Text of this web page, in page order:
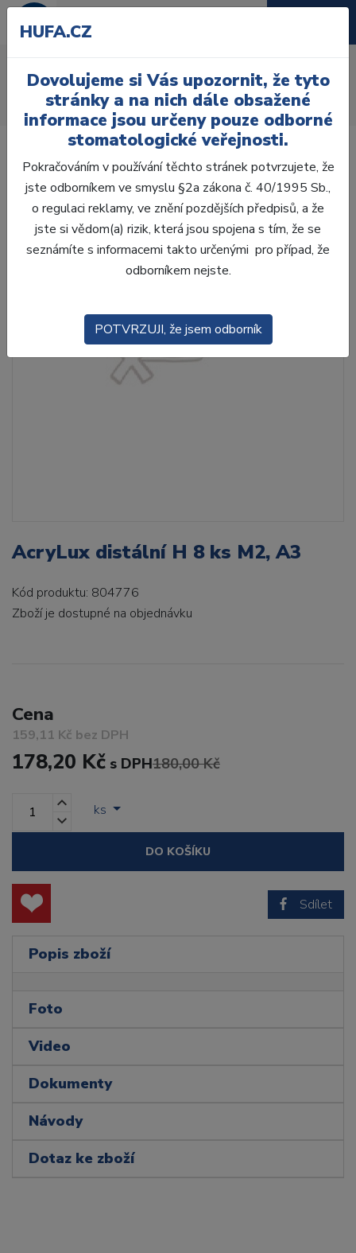
Úvod Zuby
AcryRock
AcryLux distální H 8 ks M2, A3
AcryLux distální H 8 ks M2, A3
Kód produktu: 804776
Zboží je dostupné na objednávku
Cena
159,11 Kč bez DPH
178,20 Kč s DPH180,00 Kč
ks
DO KOŠÍKU
Sdílet
Popis zboží
Foto
Video
Dokumenty
Návody
Dotaz ke zboží
HUFA.CZ
Dovolujeme si Vás upozornit, že tyto
stránky a na nich dále obsažené
informace jsou určeny pouze odborné
stomatologické veřejnosti.
Pokračováním v používání těchto stránek potvrzujete, že
jste odborníkem ve smyslu §2a zákona č. 40/1995 Sb.,
o regulaci reklamy, ve znění pozdějších předpisů, a že
jste si vědom(a) rizik, která jsou spojena s tím, že se
seznámíte s informacemi takto určenými pro případ, že
odborníkem nejste.
POTVRZUJI, že jsem odborník